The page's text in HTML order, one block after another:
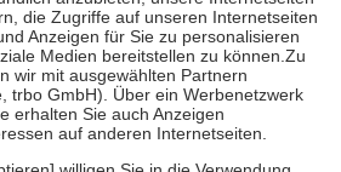
auch für Online-Apotheken.
Krankenpflege beträgt die
Kosten sowie zehn Euro je
für ihre eigene Gesundheit zu
Stellung der Familie zu unterstützen,